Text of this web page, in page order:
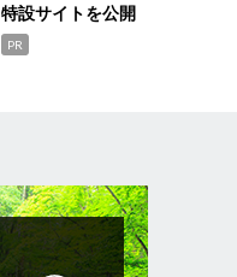
特設サイトを公開
PR